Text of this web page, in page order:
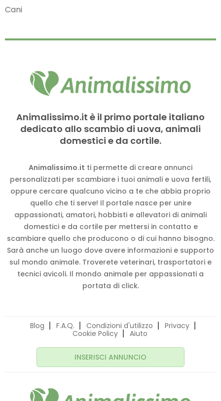
Cani
Animalissimo.it è il primo portale italiano
dedicato allo scambio di uova, animali
domestici e da cortile.
Animalissimo.it ti permette di creare annunci
personalizzati per scambiare i tuoi animali e uova fertili,
oppure cercare qualcuno vicino a te che abbia proprio
quello che ti serve! Il portale nasce per unire
appassionati, amatori, hobbisti e allevatori di animali
domestici e da cortile per mettersi in contatto e
scambiare quello che producono o di cui hanno bisogno.
Sarà anche un luogo dove avere informazioni e supporto
sul mondo animale. Troverete veterinari, trasportatori e
tecnici avicoli. Il mondo animale per appassionati a
portata di click.
Blog F.A.Q. Condizioni d'utilizzo
Privacy
Cookie Policy
Aiuto
INSERISCI ANNUNCIO